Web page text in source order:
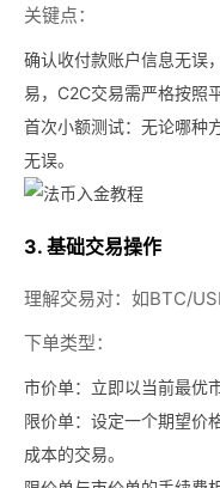
关键点：
确认收付款账户信息无误
易，C2C交易需严格按照
首次小额测试： 无论哪种
无误。
3. 基础交易操作
理解交易对： 如BTC/
下单类型：
市价单： 立即以当前最优
限价单： 设定一个期望价
成本的交易。